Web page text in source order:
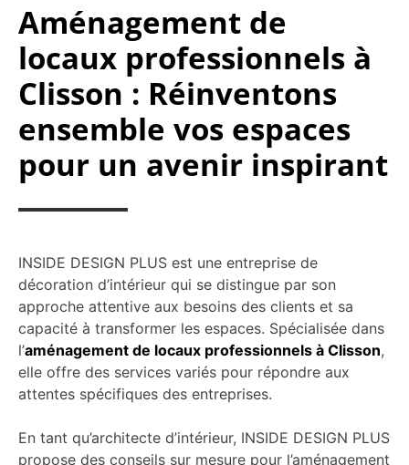
Aménagement de
locaux professionnels à
Clisson : Réinventons
ensemble vos espaces
pour un avenir inspirant
INSIDE DESIGN PLUS est une entreprise de
décoration d’intérieur qui se distingue par son
approche attentive aux besoins des clients et sa
capacité à transformer les espaces. Spécialisée dans
l’aménagement de locaux professionnels à Clisson,
elle offre des services variés pour répondre aux
attentes spécifiques des entreprises.
En tant qu’architecte d’intérieur, INSIDE DESIGN PLUS
propose des conseils sur mesure pour l’aménagement